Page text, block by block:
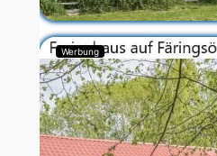
Werbung